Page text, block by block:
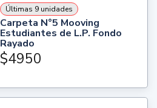
Últimas 9 unidades
Carpeta N°5 Mooving
Estudiantes de L.P. Fondo
Rayado
$4950